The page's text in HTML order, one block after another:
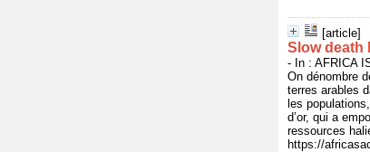
[article]
Slow death
- In : AFRICA
On dénombre
terres arables
les
d’or, qui a
ressources
https://